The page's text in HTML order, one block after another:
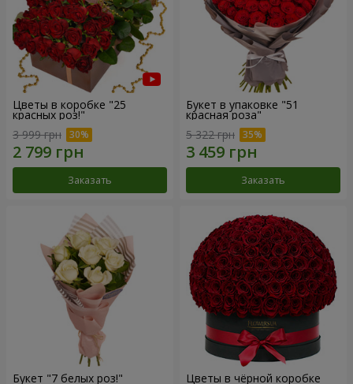
Цветы в коробке "25
красных роз!"
3 999 грн
Заказать
Букет в упаковке "51
красная роза"
5 322 грн
Заказать
Букет "7 белых роз!" Цветы в чёрной коробке